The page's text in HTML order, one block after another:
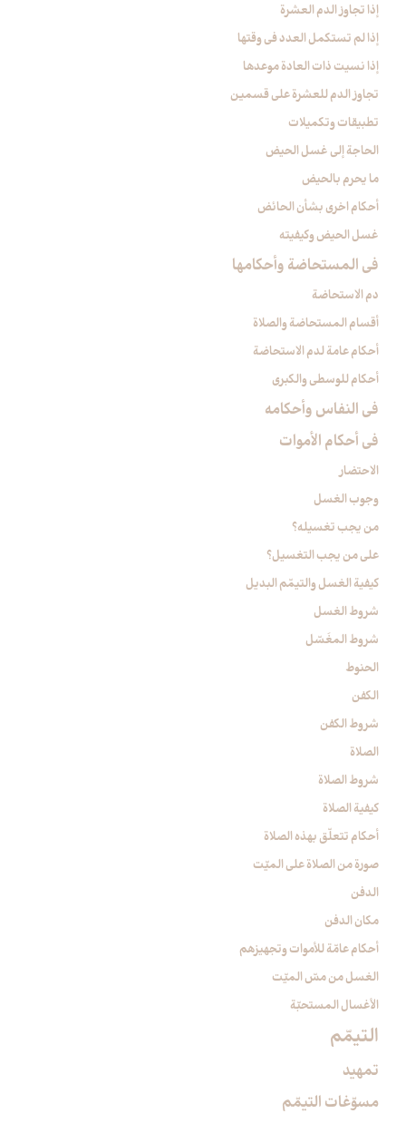
إذا تجاوز الدم العشرة
إذا لم تستكمل العدد في وقتها
إذا نسيت ذات العادة موعدها
تجاوز الدم للعشرة على قسمين
تطبيقات وتكميلات
الحاجة إلى غسل الحيض
ما يحرم بالحيض
أحكام اخرى بشأن الحائض
غسل الحيض وكيفيته
في المستحاضة وأحكامها
دم الاستحاضة
أقسام المستحاضة والصلاة
أحكام عامة لدم الاستحاضة
أحكام للوسطى والكبرى
في النفاس وأحكامه‏
في أحكام الأموات‏
الاحتضار
وجوب الغسل
من يجب تغسيله؟
على من يجب التغسيل؟
كيفية الغسل والتيمّم البديل
شروط الغسل
شروط المغَسّل
الحنوط
الكفن
شروط الكفن
الصلاة
شروط الصلاة
كيفية الصلاة
أحكام تتعلّق بهذه الصلاة
صورة من الصلاة على الميّت
الدفن
مكان الدفن
أحكام عامّة للأموات وتجهيزهم
الغسل من مسّ الميّت‏
الأغسال المستحبّة
التيمّم‏
تمهيد
مسوّغات التيمّم